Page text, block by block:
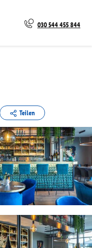
030 544 455 844
Teilen